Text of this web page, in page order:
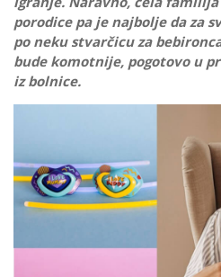
porodice pa je najbolje da za
po neku stvarčicu za
bude komotnije, pogotovo u
iz bolnice.